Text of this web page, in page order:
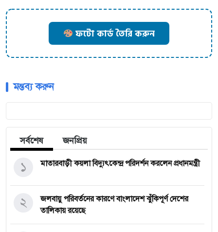
ফটো কার্ড তৈরি করুন
মন্তব্য করুন
সর্বশেষ জনপ্রিয়
মাতারবাড়ী কয়লা বিদ্যুৎকেন্দ্র পরিদর্শন করলেন প্রধানমন্ত্রী
১
জলবায়ু পরিবর্তনের কারণে বাংলাদেশ ঝুঁকিপূর্ণ দেশের
তালিকায় রয়েছে
২